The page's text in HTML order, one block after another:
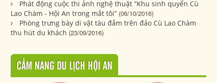
Phát động cuộc thi ảnh nghệ thuật “Khu sinh quyển Cù
Lao Chàm - Hội An trong mắt tôi” (06/10/2016)
Phòng trưng bày di vật tàu đắm trên đảo Cù Lao Chàm
thu hút du khách (23/09/2016)
CẨM NANG DU LỊCH HỘI AN